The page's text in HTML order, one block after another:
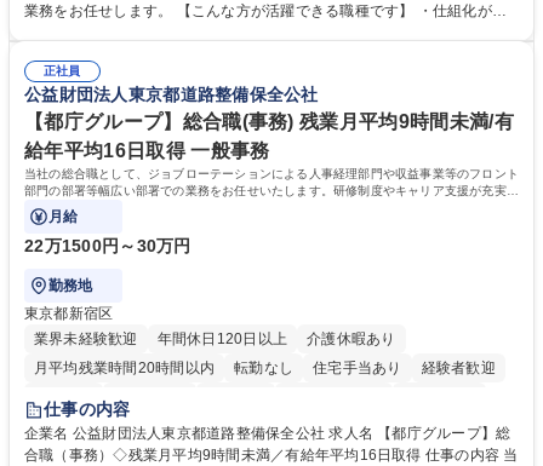
新たな施策検討を積極的に行っていただき、会社全体を巻き込み課題解決
幅広い業務の体得が可能で、多様なキャリアパスを描くことも可能です。
募集職種 【総務】未経験歓迎◎/リモート可/世界で唯一の事業/福利厚生◎/
再雇用有
業務をお任せします。 【こんな方が活躍できる職種です】 ・仕組化が好
対処できる・新しいことに興味関心がある 【魅力】■自己啓発支援：資格
取得や通信教育など費用の80%（年間25万円まで）を補助 ■住宅手当：家
賃の50%（月額7万円まで）を補助 学歴・資格 学歴：大学院 大学 語学
力： 資格：
正社員
公益財団法人東京都道路整備保全公社
【都庁グループ】総合職(事務) 残業月平均9時間未満/有
給年平均16日取得 一般事務
当社の総合職として、ジョブローテーションによる人事経理部門や収益事業等のフロント
部門の部署等幅広い部署での業務をお任せいたします。研修制度やキャリア支援が充実し
ております！ ※下記業務詳細
月給
22万1500円～30万円
勤務地
東京都新宿区
業界未経験歓迎
年間休日120日以上
介護休暇あり
月平均残業時間20時間以内
転勤なし 住宅手当あり
経験者歓迎
研修あり
退職金あり
駅近5分以内
資格取得手当あり 食事補助あり
仕事の内容
企業名 公益財団法人東京都道路整備保全公社 求人名 【都庁グループ】総
合職（事務）◇残業月平均9時間未満／有給年平均16日取得 仕事の内容 当